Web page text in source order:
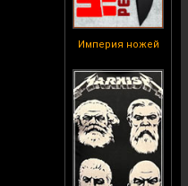
Империя ножей